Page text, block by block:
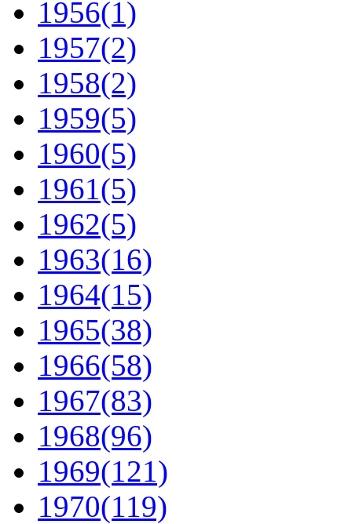
1956(1)
1957(2)
1958(2)
1959(5)
1960(5)
1961(5)
1962(5)
1963(16)
1964(15)
1965(38)
1966(58)
1967(83)
1968(96)
1969(121)
1970(119)